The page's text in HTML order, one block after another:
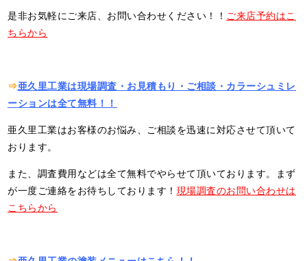
是非お気軽にご来店、お問い合わせください！！ ご来店予約はこ
ちらから
⇒亜久里工業は現場調査・お見積もり・ご相談・カラーシュミレ
ーションは全て無料！！
亜久里工業はお客様のお悩み、ご相談を迅速に対応させて頂いて
おります。
また、調査費用などは全て無料でやらせて頂いております。まず
が一度ご連絡をお待ちしております！ 現場調査のお問い合わせは
こちらから